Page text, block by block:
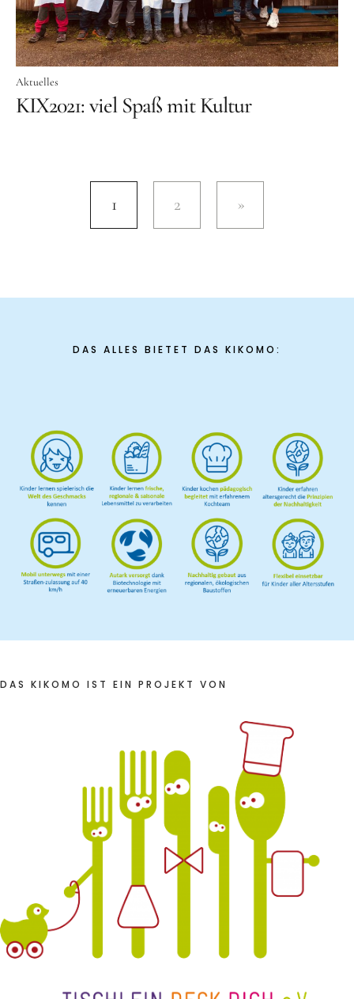
Aktuelles
KIX2021: viel Spaß mit Kultur
1 2
DAS ALLES BIETET DAS KIKOMO:
DAS KIKOMO IST EIN PROJEKT VON